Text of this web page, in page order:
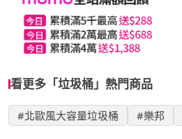
看更多「垃圾桶」熱門商品
#北歐風大容量垃圾桶 #樂邦